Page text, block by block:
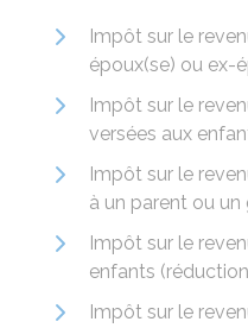
Impôt sur le
époux(se) ou ex-
Impôt sur le
versées aux
Impôt sur le
à un parent ou
Impôt sur le
enfants
Impôt sur le